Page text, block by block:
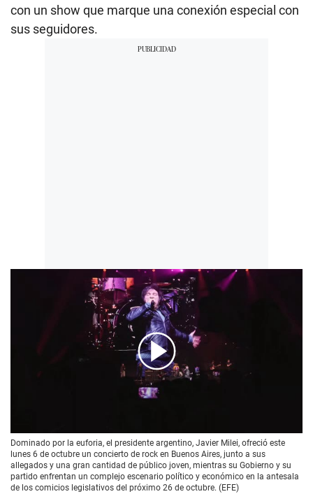
con un show que marque una conexión especial con
sus seguidores.
Dominado por la euforia, el presidente argentino, Javier Milei, ofreció este
lunes 6 de octubre un concierto de rock en Buenos Aires, junto a sus
allegados y una gran cantidad de público joven, mientras su Gobierno y su
partido enfrentan un complejo escenario político y económico en la antesala
de los comicios legislativos del próximo 26 de octubre. (EFE)